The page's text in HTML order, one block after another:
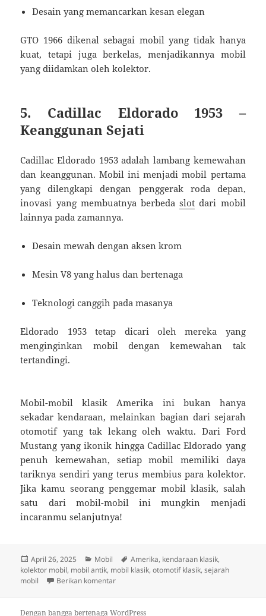
Desain yang memancarkan kesan elegan
GTO 1966 dikenal sebagai mobil yang tidak hanya
kuat, tetapi juga berkelas, menjadikannya mobil
yang diidamkan oleh kolektor.
5. Cadillac Eldorado 1953 –
Keanggunan Sejati
Cadillac Eldorado 1953 adalah lambang kemewahan
dan keanggunan. Mobil ini menjadi mobil pertama
yang dilengkapi dengan penggerak roda depan,
inovasi yang membuatnya berbedaslot dari mobil
lainnya pada zamannya.
Desain mewah dengan aksen krom
Mesin V8 yang halus dan bertenaga
Teknologi canggih pada masanya
Eldorado 1953 tetap dicari oleh mereka yang
menginginkan mobil dengan kemewahan tak
tertandingi.
Mobil-mobil klasik Amerika ini bukan hanya
sekadar kendaraan, melainkan bagian dari sejarah
otomotif yang tak lekang oleh waktu. Dari Ford
Mustang yang ikonik hingga Cadillac Eldorado yang
penuh kemewahan, setiap mobil memiliki daya
tariknya sendiri yang terus membius para kolektor.
Jika kamu seorang penggemar mobil klasik, salah
satu dari mobil-mobil ini mungkin menjadi
incaranmu selanjutnya!
Diposkan
pada
April 26, 2025 Kategori
Mobil Tag
Amerika, kendaraan klasik,
kolektor mobil, mobil antik, mobil klasik,otomotif klasik,sejarah
mobil
Berikan komentaruntuk 5 Mobil Klasik Amerika yang Masih
Dengan bangga bertenaga WordPress